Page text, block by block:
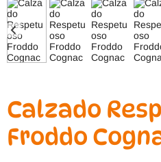
Calzado
Froddo